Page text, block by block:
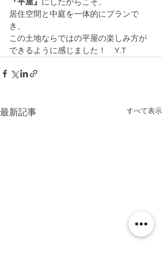
居住空間と中庭を一体的にプランで
き、
この土地ならではの平屋の楽しみ方が
できるように感じました！　Y.T
最新記事 すべて表示